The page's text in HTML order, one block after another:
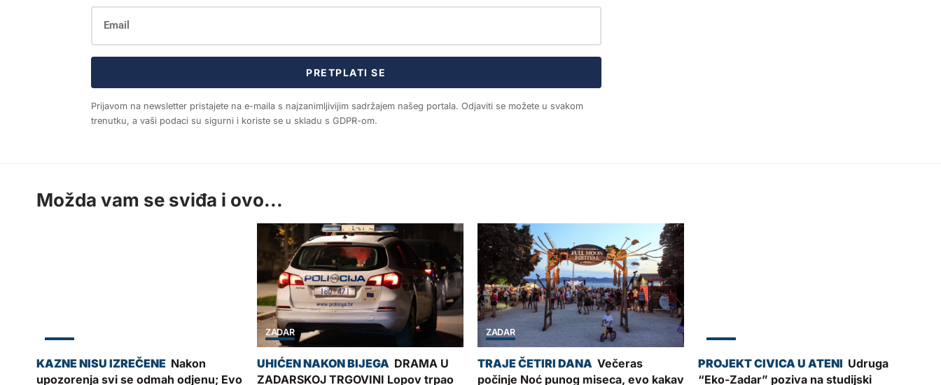
PRETPLATI SE
Prijavom na newsletter pristajete na e-maila s najzanimljivijim sadržajem našeg portala. Odjaviti se možete u svakom
trenutku, a vaši podaci su sigurni i koriste se u skladu s GDPR-om.
Možda vam se sviđa i ovo...
Nakon
upozorenja svi se odmah odjenu; Evo
ZADAR
DRAMA U
ZADARSKOJ TRGOVINI Lopov trpao
ZADAR
Večeras
počinje Noć punog miseca, evo kakav
Udruga
“Eko-Zadar” poziva na studijski